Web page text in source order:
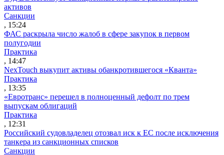
активов
Санкции
, 15:24
ФАС раскрыла число жалоб в сфере закупок в первом
полугодии
Практика
, 14:47
NexTouch выкупит активы обанкротившегося «Кванта»
Практика
, 13:35
«Евротранс» перешел в полноценный дефолт по трем
выпускам облигаций
Практика
, 12:31
Российский судовладелец отозвал иск к ЕС после исключения
танкера из санкционных списков
Санкции